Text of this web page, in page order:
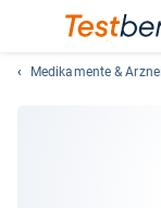
Medikamente &